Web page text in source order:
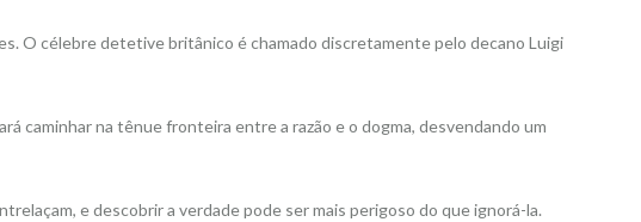
O célebre detetive britânico é chamado discretamente pelo decano Luigi
caminhar na tênue fronteira entre a razão e o dogma, desvendando um
e descobrir a verdade pode ser mais perigoso do que ignorá-la.